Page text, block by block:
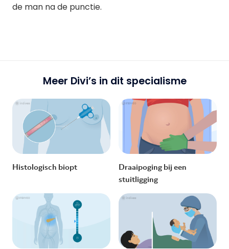
de man na de punctie.
Meer Divi’s in dit specialisme
Histologisch biopt
Draaipoging bij een
stuitligging